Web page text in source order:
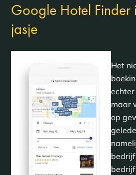
Google Hotel Finder
jasje
Het
maar
op
bedrijf